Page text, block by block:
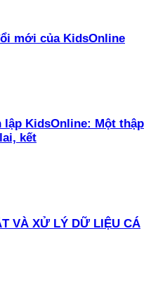
mới của KidsOnline
lập KidsOnline: Một thập
kết
VÀ XỬ LÝ DỮ LIỆU CÁ